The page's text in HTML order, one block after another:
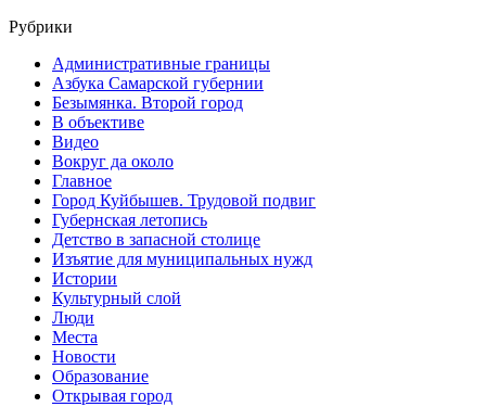
Рубрики
Административные границы
Азбука Самарской губернии
Безымянка. Второй город
В объективе
Видео
Вокруг да около
Главное
Город Куйбышев. Трудовой подвиг
Губернская летопись
Детство в запасной столице
Изъятие для муниципальных нужд
Истории
Культурный слой
Люди
Места
Новости
Образование
Открывая город